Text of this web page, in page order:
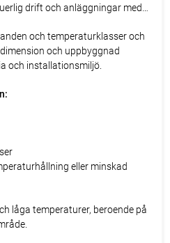
drift och anläggningar med
och temperaturklasser och
och uppbyggnad
och installationsmiljö.
eller minskad
låga temperaturer, beroende på